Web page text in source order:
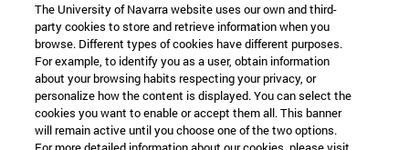
The University of Navarra website uses our own and third-
party cookies to store and retrieve information when you
browse. Different types of cookies have different purposes.
For example, to identify you as a user, obtain information
about your browsing habits respecting your privacy, or
personalize how the content is displayed. You can select the
cookies you want to enable or accept them all. This banner
will remain active until you choose one of the two options.